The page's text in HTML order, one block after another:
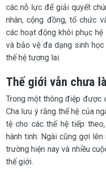
các nỗ lực để giải quyết
nhân, cộng đồng, tổ chức
các hoạt động khôi phục
và bảo vệ đa dạng sinh
thế hệ tương lai.
Thế giới vẫn chưa
Trong một thông điệp được
Cha lưu ý rằng thế hệ của
tệ cho các thế hệ tiếp
hành tinh. Ngài cũng gợi
trường hiện nay và nhiều
thế giới.